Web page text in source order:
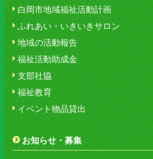
白岡市地域福祉活動計画
ふれあい・いきいきサロン
地域の活動報告
福祉活動助成金
支部社協
福祉教育
イベント物品貸出
お知らせ・募集